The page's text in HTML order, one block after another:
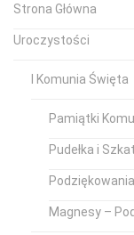
Strona Główna
Uroczystości
I Komunia Święta
Pamiątki
Pudełka i
Magnesy –